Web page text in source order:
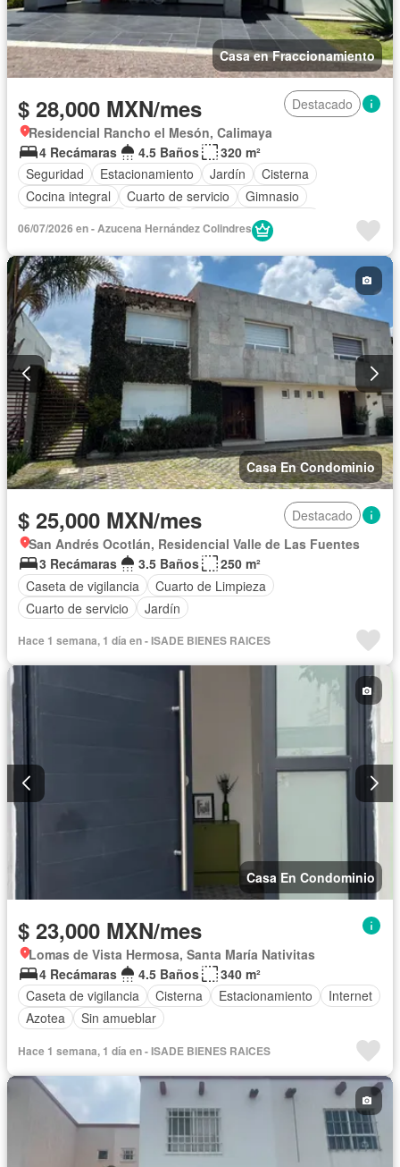
Casa en Fraccionamiento
$ 28,000 MXN/mes
Destacado
Residencial Rancho el Mesón, Calimaya
4 Recámaras
4.5 Baños
320 m²
Seguridad
Estacionamiento Jardín
Cisterna
Cocina integral
Cuarto de servicio
Gimnasio
Recámara con closet
06/07/2026 en - Azucena Hernández Colindres
Casa En Condominio
$ 25,000 MXN/mes
Destacado
San Andrés Ocotlán, Residencial Valle de Las Fuentes
3 Recámaras
3.5 Baños
250 m²
Caseta de vigilancia
Cuarto de Limpieza
Cuarto de servicio
Jardín
Hace 1 semana, 1 día en - ISADE BIENES RAICES
Casa En Condominio
$ 23,000 MXN/mes
Lomas de Vista Hermosa, Santa María Nativitas
4 Recámaras
4.5 Baños
340 m²
Caseta de vigilancia
Cisterna Estacionamiento
Internet
Azotea
Sin amueblar
Hace 1 semana, 1 día en - ISADE BIENES RAICES